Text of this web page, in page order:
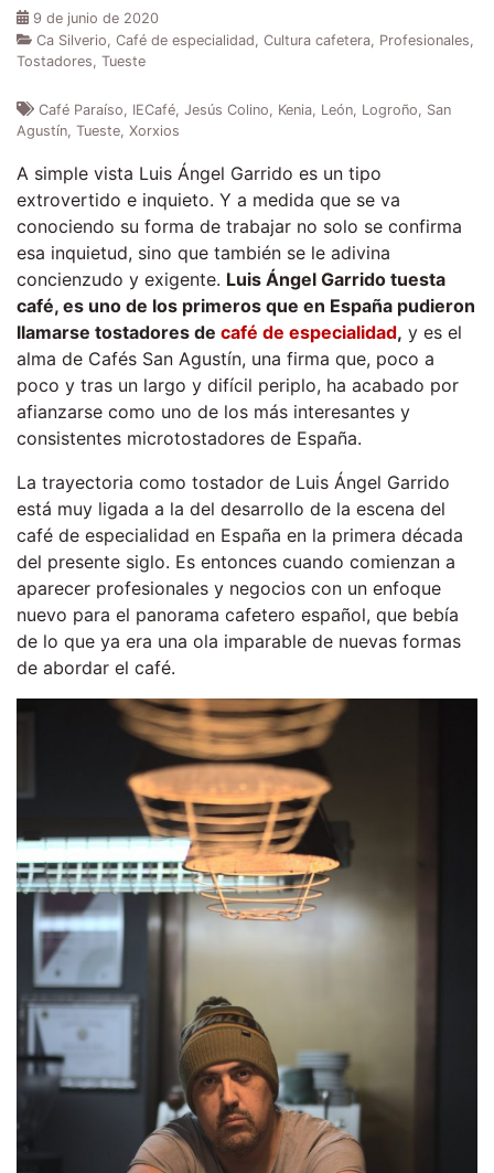
9 de junio de 2020
Ca Silverio,Café de especialidad,Cultura cafetera, Profesionales,
Tostadores, Tueste
Café Paraíso, IECafé, Jesús Colino, Kenia, León, Logroño, San
Agustín, Tueste, Xorxios
A simple vista Luis Ángel Garrido es un tipo
extrovertido e inquieto. Y a medida que se va
conociendo su forma de trabajar no solo se confirma
esa inquietud, sino que también se le adivina
concienzudo y exigente. Luis Ángel Garrido tuesta
café, es uno de los primeros que en España pudieron
llamarse tostadores de café de especialidad, y es el
alma de Cafés San Agustín, una firma que, poco a
poco y tras un largo y difícil periplo, ha acabado por
afianzarse como uno de los más interesantes y
consistentes microtostadores de España.
La trayectoria como tostador de Luis Ángel Garrido
está muy ligada a la del desarrollo de la escena del
café de especialidad en España en la primera década
del presente siglo. Es entonces cuando comienzan a
aparecer profesionales y negocios con un enfoque
nuevo para el panorama cafetero español, que bebía
de lo que ya era una ola imparable de nuevas formas
de abordar el café.